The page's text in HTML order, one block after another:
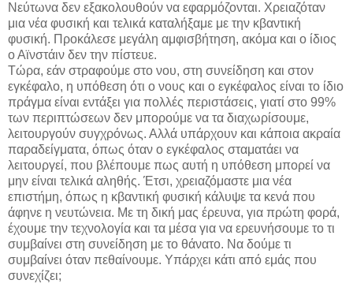
Νεύτωνα δεν εξακολουθούν να εφαρμόζονται. Χρειαζόταν
μια νέα φυσική και τελικά καταλήξαμε με την κβαντική
φυσική. Προκάλεσε μεγάλη αμφισβήτηση, ακόμα και ο ίδιος
ο Αϊνστάιν δεν την πίστευε.
Τώρα, εάν στραφούμε στο νου, στη συνείδηση και στον
εγκέφαλο, η υπόθεση ότι ο νους και ο εγκέφαλος είναι το ίδιο
πράγμα είναι εντάξει για πολλές περιστάσεις, γιατί στο 99%
των περιπτώσεων δεν μπορούμε να τα διαχωρίσουμε,
λειτουργούν συγχρόνως. Αλλά υπάρχουν και κάποια ακραία
παραδείγματα, όπως όταν ο εγκέφαλος σταματάει να
λειτουργεί, που βλέπουμε πως αυτή η υπόθεση μπορεί να
μην είναι τελικά αληθής. Έτσι, χρειαζόμαστε μια νέα
επιστήμη, όπως η κβαντική φυσική κάλυψε τα κενά που
άφηνε η νευτώνεια. Με τη δική μας έρευνα, για πρώτη φορά,
έχουμε την τεχνολογία και τα μέσα για να ερευνήσουμε το τι
συμβαίνει στη συνείδηση με το θάνατο. Να δούμε τι
συμβαίνει όταν πεθαίνουμε. Υπάρχει κάτι από εμάς που
συνεχίζει;